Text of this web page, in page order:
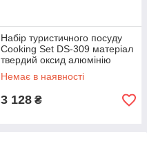
Набір туристичного посуду
Cooking Set DS-309 матеріал
твердий оксид алюмінію
Немає в наявності
3 128 ₴